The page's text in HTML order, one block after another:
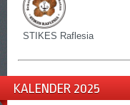
STIKES Raflesia
KALENDER 2025